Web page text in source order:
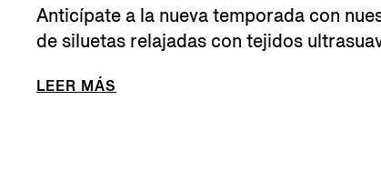
Anticípate a la nueva temporada con
de siluetas relajadas con tejidos
LEER MÁS